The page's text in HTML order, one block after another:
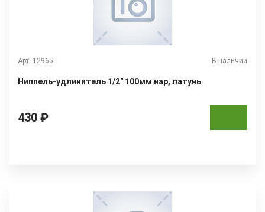
Арт. 12965 В наличии
Ниппель-удлинитель 1/2" 100мм нар, латунь
430 ₽